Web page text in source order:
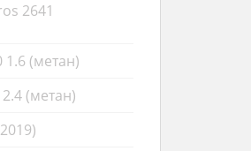
2641
1.6 (метан)
(метан)